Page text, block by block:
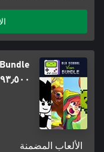
٩٣٫٥٠٠ ر.ع.‏
الألعاب المضمنة